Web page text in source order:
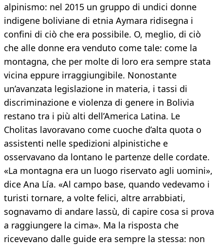
alpinismo: nel 2015 un gruppo di undici donne
indigene boliviane di etnia Aymara ridisegna i
confini di ciò che era possibile. O, meglio, di ciò
che alle donne era venduto come tale: come la
montagna, che per molte di loro era sempre stata
vicina eppure irraggiungibile. Nonostante
un’avanzata legislazione in materia, i tassi di
discriminazione e violenza di genere in Bolivia
restano tra i più alti dell’America Latina. Le
Cholitas lavoravano come cuoche d’alta quota o
assistenti nelle spedizioni alpinistiche e
osservavano da lontano le partenze delle cordate.
«La montagna era un luogo riservato agli uomini»,
dice Ana Lía. «Al campo base, quando vedevamo i
turisti tornare, a volte felici, altre arrabbiati,
sognavamo di andare lassù, di capire cosa si prova
a raggiungere la cima». Ma la risposta che
ricevevano dalle guide era sempre la stessa: non